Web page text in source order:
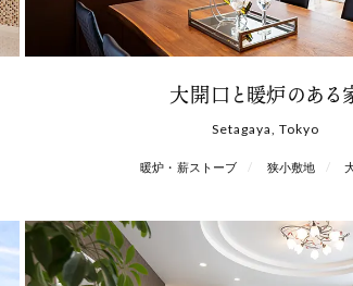
大開口と暖炉のある
Setagaya, Tokyo
暖炉・薪ストーブ 狭小敷地